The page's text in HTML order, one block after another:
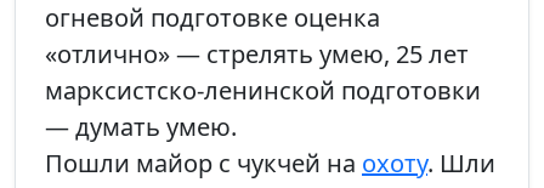
огневой подготовке оценка
«отлично» — стрелять умею, 25 лет
марксистско-ленинской подготовки
— думать умею.
Пошли майор с чукчей на охоту. Шли